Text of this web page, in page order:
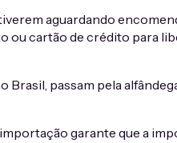
aguardando
cartão de crédito para
passam pela
garante que a